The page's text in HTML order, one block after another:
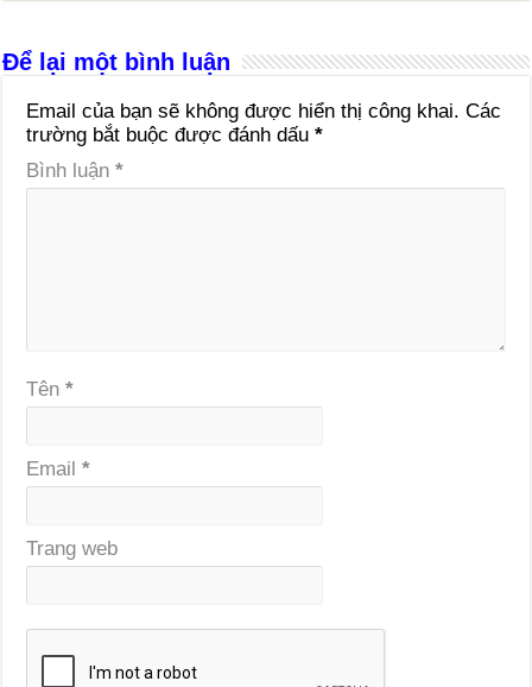
Để lại một bình luận
Email của bạn sẽ không được hiển thị công khai. Các
trường bắt buộc được đánh dấu*
Bình luận*
Tên*
Email*
Trang web